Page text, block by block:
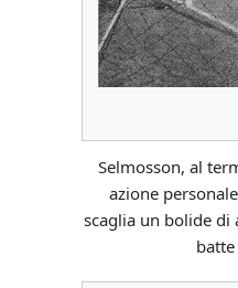
Selmosson, al
azione
scaglia un bolide di